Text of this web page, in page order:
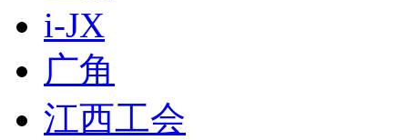
i-JX
广角
江西工会